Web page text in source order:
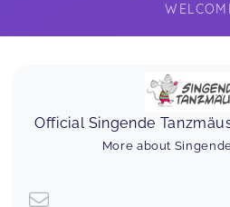
Official Singende
More about